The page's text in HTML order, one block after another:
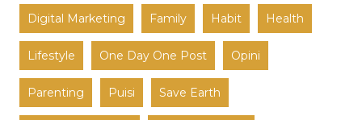
Digital Marketing Family Habit Health
Lifestyle One Day One Post Opini
Parenting Puisi Save Earth